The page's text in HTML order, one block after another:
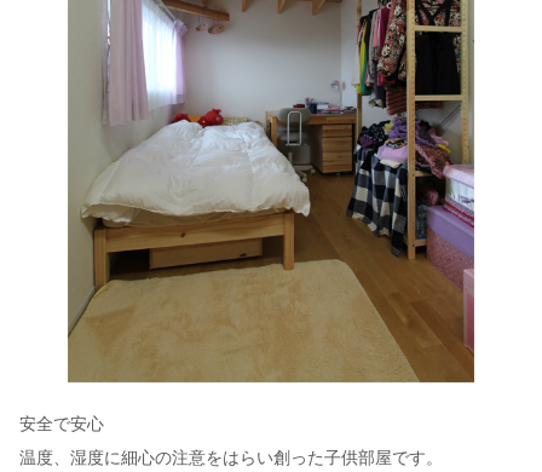
安全で安心
温度、湿度に細心の注意をはらい創った子供部屋です。